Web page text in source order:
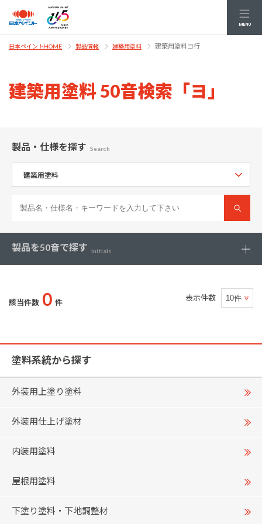
MENU
日本ペイントHOME 製品情報 建築用塗料 建築用塗料ヨ行
建築用塗料 50音検索「ヨ」
製品・仕様を探す Search
製品を50音で探す Initials
該当件数 0 件 表示件数
塗料系統から探す
外装用上塗り塗料
外装用仕上げ塗材
内装用塗料
屋根用塗料
下塗り塗料・下地調整材